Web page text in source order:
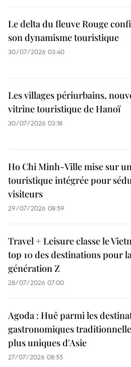
Le delta du fleuve Rouge
son dynamisme touristique
30/07/2026 03:40
Les villages périurbains,
vitrine touristique de Hanoï
30/07/2026 03:18
Ho Chi Minh-Ville mise sur
touristique intégrée pour
visiteurs
29/07/2026 08:59
Travel + Leisure classe le
top 10 des destinations pour
génération Z
28/07/2026 07:00
Agoda : Huê parmi les
gastronomiques
plus uniques d'Asie
27/07/2026 08:55